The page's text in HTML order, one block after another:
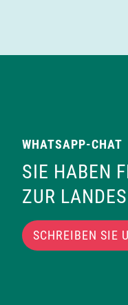
WHATSAPP-CHAT
SIE HABEN
ZUR
SCHREIBEN SIE